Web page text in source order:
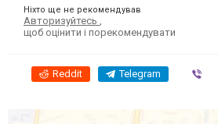
Ніхто ще не рекомендував
Авторизуйтесь
щоб оцінити і порекомендувати
Reddit Telegram